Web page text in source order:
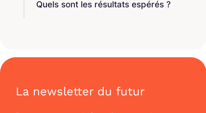
Quels sont les résultats espérés ?
La newsletter du futur